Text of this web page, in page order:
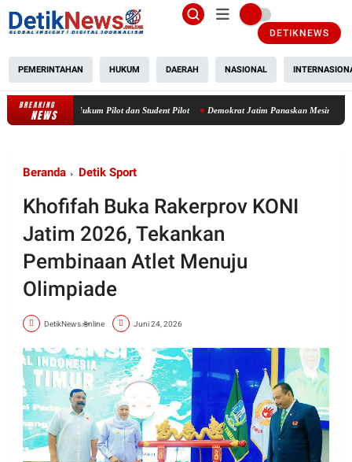
DETIKNEWS
PEMERINTAHAN HUKUM DAERAH NASIONAL
BREAKING
NEWS Rieke Diah Pitaloka Dorong Kejelasan Tanggung Jawab Hukum Pilot
Beranda Detik Sport
Khofifah Buka Rakerprov KONI
Jatim 2026, Tekankan
Pembinaan Atlet Menuju
Olimpiade
DetikNews.🌐nline Juni 24, 2026